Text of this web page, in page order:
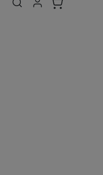
Přihlásit se